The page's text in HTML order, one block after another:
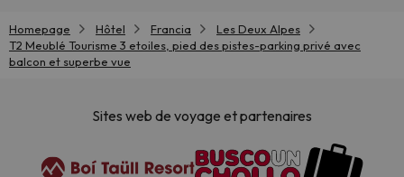
Homepage Hôtel Francia
Les Deux Alpes
T2 Meublé Tourisme 3 etoiles, pied des pistes-parking privé avec
balcon et superbe vue
Sites web de voyage et partenaires